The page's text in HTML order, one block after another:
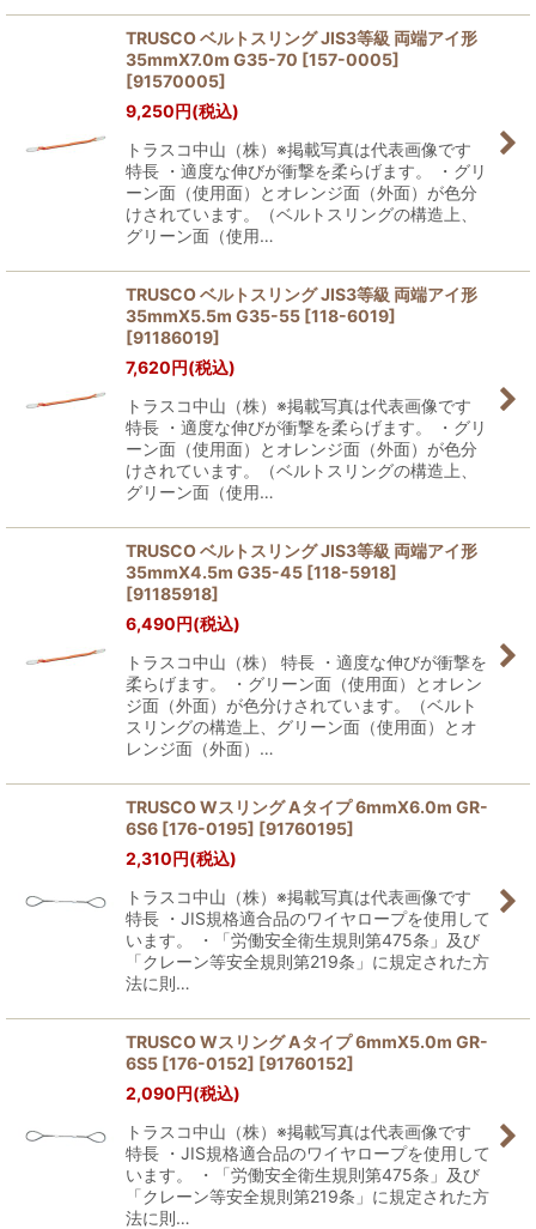
TRUSCO ベルトスリング JIS3等級 両端アイ形
35mmX7.0m G35-70 [157-0005]
[91570005]
9,250円(税込)
トラスコ中山（株）※掲載写真は代表画像です
特長 ・適度な伸びが衝撃を柔らげます。 ・グリ
ーン面（使用面）とオレンジ面（外面）が色分
けされています。（ベルトスリングの構造上、
グリーン面（使用…
TRUSCO ベルトスリング JIS3等級 両端アイ形
35mmX5.5m G35-55 [118-6019]
[91186019]
7,620円(税込)
トラスコ中山（株）※掲載写真は代表画像です
特長 ・適度な伸びが衝撃を柔らげます。 ・グリ
ーン面（使用面）とオレンジ面（外面）が色分
けされています。（ベルトスリングの構造上、
グリーン面（使用…
TRUSCO ベルトスリング JIS3等級 両端アイ形
35mmX4.5m G35-45 [118-5918]
[91185918]
6,490円(税込)
トラスコ中山（株） 特長 ・適度な伸びが衝撃を
柔らげます。 ・グリーン面（使用面）とオレン
ジ面（外面）が色分けされています。（ベルト
スリングの構造上、グリーン面（使用面）とオ
レンジ面（外面）…
TRUSCO Wスリング Aタイプ 6mmX6.0m GR-
6S6 [176-0195] [91760195]
2,310円(税込)
トラスコ中山（株）※掲載写真は代表画像です
特長 ・JIS規格適合品のワイヤロープを使用して
います。 ・「労働安全衛生規則第475条」及び
「クレーン等安全規則第219条」に規定された方
法に則…
TRUSCO Wスリング Aタイプ 6mmX5.0m GR-
6S5 [176-0152] [91760152]
2,090円(税込)
トラスコ中山（株）※掲載写真は代表画像です
特長 ・JIS規格適合品のワイヤロープを使用して
います。 ・「労働安全衛生規則第475条」及び
「クレーン等安全規則第219条」に規定された方
法に則…